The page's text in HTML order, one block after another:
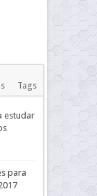
Tags
estudar
para